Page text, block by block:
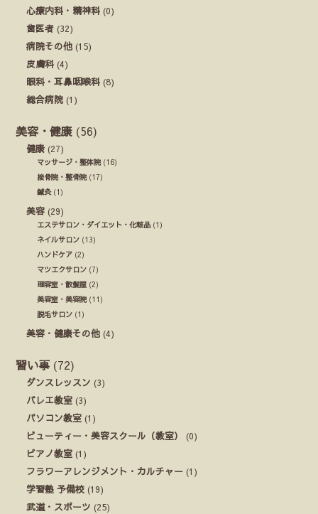
心療内科・精神科 (0)
歯医者 (32)
病院その他 (15)
皮膚科 (4)
眼科・耳鼻咽喉科 (8)
総合病院 (1)
美容・健康 (56)
健康 (27)
マッサージ・整体院(16)
接骨院・整骨院(17)
鍼灸(1)
美容 (29)
エステサロン・ダイエット・化粧品 (1)
ネイルサロン (13)
ハンドケア (2)
マツエクサロン (7)
理容室・散髪屋 (2)
美容室・美容院(11)
脱毛サロン (1)
美容・健康その他 (4)
習い事 (72)
ダンスレッスン (3)
バレエ教室 (3)
パソコン教室 (1)
ビューティー・美容スクール（教室）
(0)
ピアノ教室 (1)
フラワーアレンジメント・カルチャー (1)
学習塾 予備校 (19)
武道・スポーツ (25)